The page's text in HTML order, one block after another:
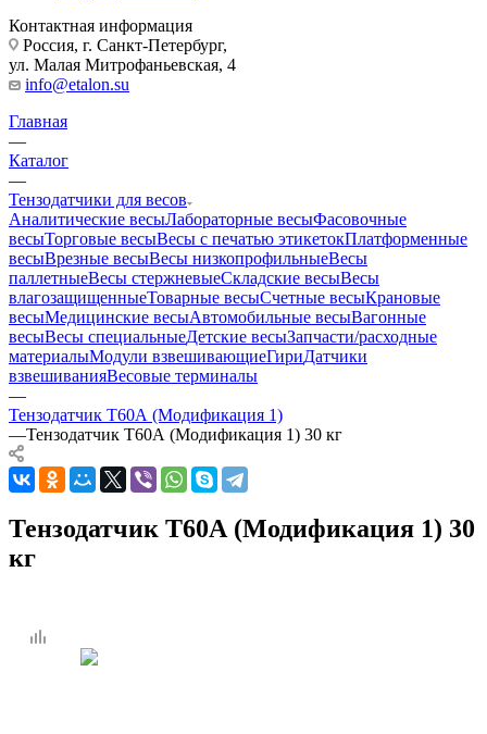
Контактная информация
Россия, г. Санкт-Петербург,
ул. Малая Митрофаньевская, 4
info@etalon.su
Главная
—
Каталог
—
Тензодатчики для весов
Аналитические весыЛабораторные весыФасовочные
весыТорговые весыВесы с печатью этикетокПлатформенные
весыВрезные весыВесы низкопрофильныеВесы
паллетныеВесы стержневыеСкладские весыВесы
влагозащищенныеТоварные весыСчетные весыКрановые
весыМедицинские весыАвтомобильные весыВагонные
весыВесы специальныеДетские весыЗапчасти/расходные
материалыМодули взвешивающиеГириДатчики
взвешиванияВесовые терминалы
—
Тензодатчик Т60А (Модификация 1)
—Тензодатчик Т60А (Модификация 1) 30 кг
Тензодатчик Т60А (Модификация 1) 30
кг